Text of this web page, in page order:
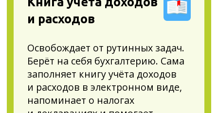
Смарт-терминал
Плюс
Помогает принимать платежи
по СБП и снизить банковскую
с клиентами любого из 4
популярных операторов ЭДО
в режиме 1 окна без